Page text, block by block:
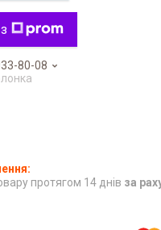
80-08
протягом 14 днів за